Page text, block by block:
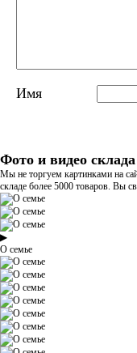
Имя
Фото и видео склада
Мы не торгуем картинками на
складе более 5000 товаров. Вы
▶
О семье